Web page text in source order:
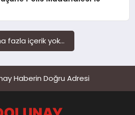
fazla içerik yok...
Haberin Doğru Adresi